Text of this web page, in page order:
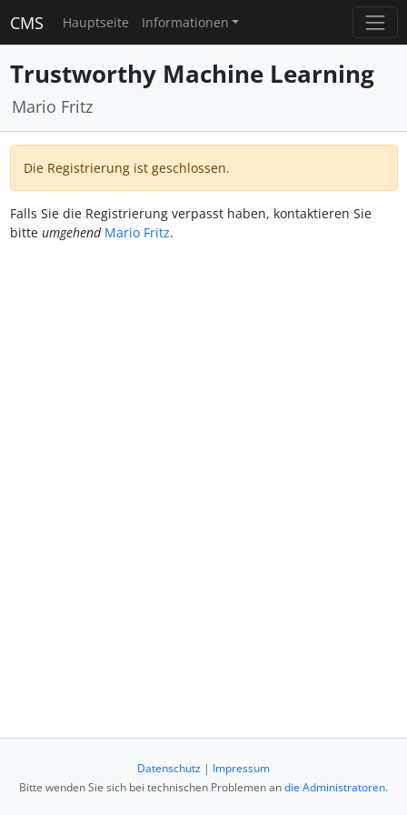
CMS Hauptseite Informationen
Trustworthy Machine Learning
Mario Fritz
Die Registrierung ist geschlossen.
Falls Sie die Registrierung verpasst haben, kontaktieren Sie
bitte umgehend Mario Fritz.
Datenschutz | Impressum
Bitte wenden Sie sich bei technischen Problemen andie Administratoren.